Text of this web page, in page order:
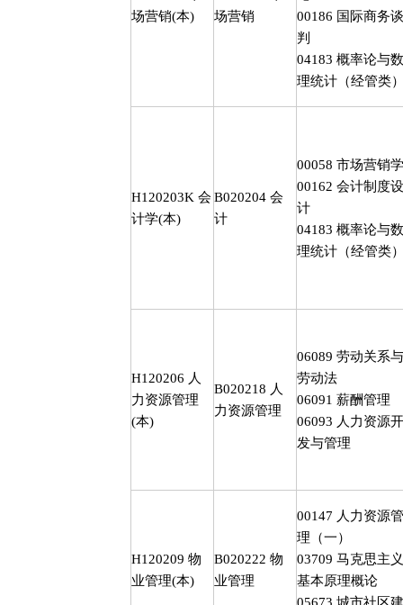
场营销(本)
场营销
00186 国际商务谈
判
04183 概率论与数
理统计（经管类
H120203K 会
计学(本)
B020204 会
计
00058 市场营销学
00162 会计制度设
计
04183 概率论与数
理统计（经管类
H120206 人
力资源管理
(本)
B020218 人
力资源管理
06089 劳动关系与
劳动法
06091 薪酬管理
06093 人力资源开
发与管理
H120209 物
业管理(本)
B020222 物
业管理
00147 人力资源管
理（一）
03709 马克思主义
基本原理概论